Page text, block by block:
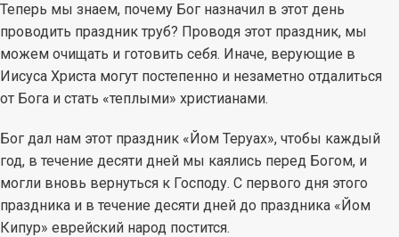
Теперь мы знаем, почему Бог назначил в этот день
проводить праздник труб? Проводя этот праздник, мы
можем очищать и готовить себя. Иначе, верующие в
Иисуса Христа могут постепенно и незаметно отдалиться
от Бога и стать «теплыми» христианами.
Бог дал нам этот праздник «Йом Теруах», чтобы каждый
год, в течение десяти дней мы каялись перед Богом, и
могли вновь вернуться к Господу. С первого дня этого
праздника и в течение десяти дней до праздника «Йом
Кипур» еврейский народ постится.